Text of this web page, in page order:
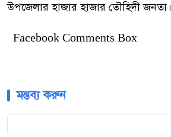
উপজেলার হাজার হাজার তৌহিদী জনতা।
Facebook Comments Box
মন্তব্য করুন